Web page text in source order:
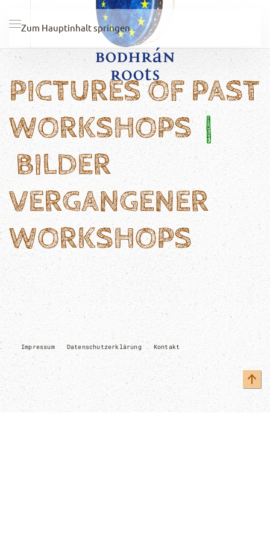
Zum Hauptinhalt springen
PICTURES OF PAST
WORKSHOPS|
BILDER
VERGANGENER
WORKSHOPS
Impressum Datenschutzerklärung Kontakt